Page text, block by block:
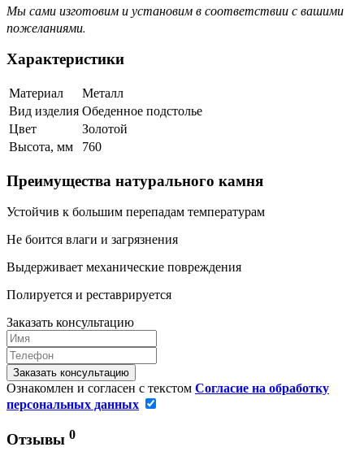
Мы сами изготовим и установим в соответствии с вашими
пожеланиями.
Характеристики
Материал
Металл
Вид изделия Обеденное подстолье
Цвет
Золотой
Высота, мм
760
Преимущества натурального камня
Устойчив к большим перепадам температурам
Не боится влаги и загрязнения
Выдерживает механические повреждения
Полируется и реставрируется
Заказать консультацию
Заказать консультацию
Ознакомлен и согласен с текстом Согласие на обработку
персональных данных
Отзывы 0